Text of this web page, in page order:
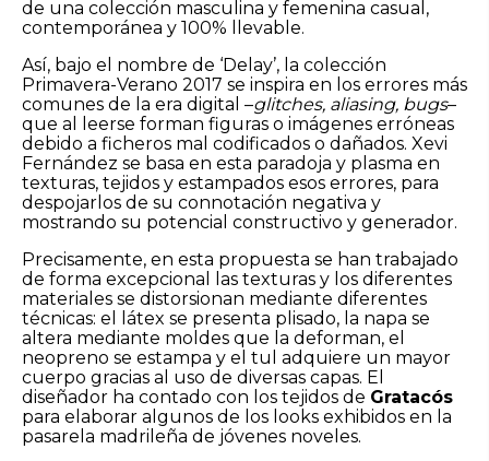
de una colección masculina y femenina casual,
contemporánea y 100% llevable.
Así, bajo el nombre de ‘Delay’, la colección
Primavera-Verano 2017 se inspira en los errores más
comunes de la era digital –glitches, aliasing, bugs–
que al leerse forman figuras o imágenes erróneas
debido a ficheros mal codificados o dañados. Xevi
Fernández se basa en esta paradoja y plasma en
texturas, tejidos y estampados esos errores, para
despojarlos de su connotación negativa y
mostrando su potencial constructivo y generador.
Precisamente, en esta propuesta se han trabajado
de forma excepcional las texturas y los diferentes
materiales se distorsionan mediante diferentes
técnicas: el látex se presenta plisado, la napa se
altera mediante moldes que la deforman, el
neopreno se estampa y el tul adquiere un mayor
cuerpo gracias al uso de diversas capas. El
diseñador ha contado con los tejidos de Gratacós
para elaborar algunos de los looks exhibidos en la
pasarela madrileña de jóvenes noveles.